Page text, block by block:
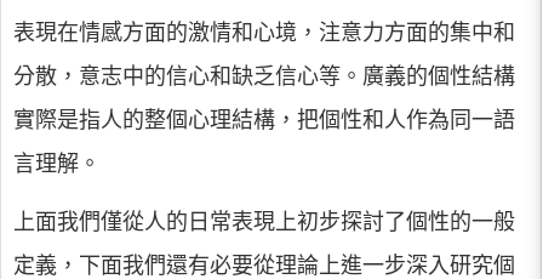
表現在情感方面的激情和心境，注意力方面的集中和
分散，意志中的信心和缺乏信心等。廣義的個性結構
實際是指人的整個心理結構，把個性和人作為同一語
言理解。
上面我們僅從人的日常表現上初步探討了個性的一般
定義，下面我們還有必要從理論上進一步深入研究個